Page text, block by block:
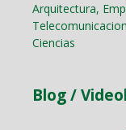
Arquitectura,
Ciencias
Blog /